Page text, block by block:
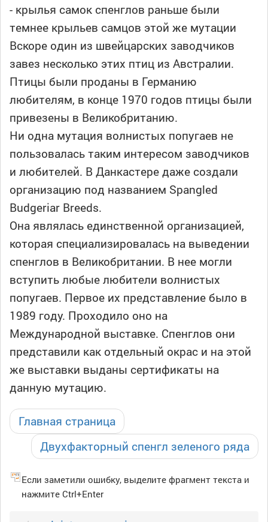
- крылья самок спенглов раньше были
темнее крыльев самцов этой же мутации
Вскоре один из швейцарских заводчиков
завез несколько этих птиц из Австралии.
Птицы были проданы в Германию
любителям, в конце 1970 годов птицы были
привезены в Великобританию.
Ни одна мутация волнистых попугаев не
пользовалась таким интересом заводчиков
и любителей. В Данкастере даже создали
организацию под названием Spangled
Budgeriar Breeds.
Она являлась единственной организацией,
которая специализировалась на выведении
спенглов в Великобритании. В нее могли
вступить любые любители волнистых
попугаев. Первое их представление было в
1989 году. Проходило оно на
Международной выставке. Спенглов они
представили как отдельный окрас и на этой
же выставки выданы сертификаты на
данную мутацию.
Главная страница
Двухфакторный спенгл зеленого ряда
Если заметили ошибку, выделите фрагмент текста и
нажмите Ctrl+Enter